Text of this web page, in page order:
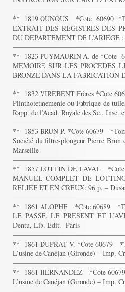
** 1819 OUNOUS *Cote 60690
EXTRAIT DES REGISTRES DES
DU DEPARTEMENT DE L’ARIEGE
** 1823 PUYMAURIN A. de
MEMOIRE SUR LES PROCEDES
BRONZE DANS LA FABRICATION
** 1832 VIREBENT Frères *Cote
Plinthotetmemenie ou Fabrique de
Rapp. de l’Acad. Royale des Sc.,
** 1853 BRUN P. *Cote 60679
Société du filtre-plongeur Pierre
Marseille
** 1857 LOTTIN DE LAVAL
MANUEL COMPLET DE
RELIEF ET EN CREUX: 96 p. –
** 1861 ALOPHE *Cote 60689
LE PASSE, LE PRESENT ET
Dentu, Lib. Edit. Paris
** 1861 DUPRAT V. *Cote 60679
L’usine de Canéjan (Gironde) – Imp.
** 1861 HERNANDEZ *Cote
L’usine de Canéjan (Gironde) – Imp.